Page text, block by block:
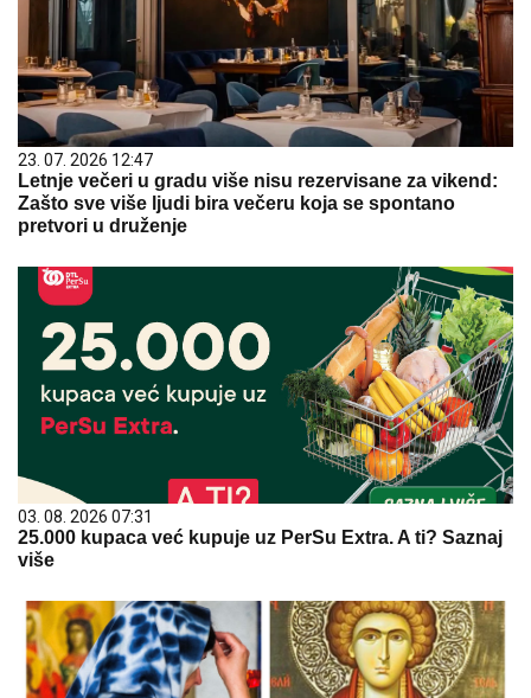
23. 07. 2026 12:47
Letnje večeri u gradu više nisu rezervisane za vikend:
Zašto sve više ljudi bira večeru koja se spontano
pretvori u druženje
03. 08. 2026 07:31
25.000 kupaca već kupuje uz PerSu Extra. A ti? Saznaj
više